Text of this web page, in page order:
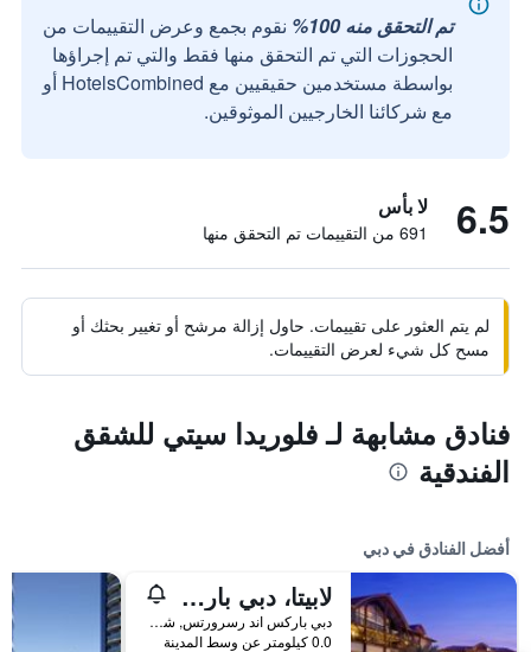
تم التحقق منه 100%
نقوم بجمع وعرض التقييمات من
الحجوزات التي تم التحقق منها فقط والتي تم إجراؤها
بواسطة مستخدمين حقيقيين مع HotelsCombined أو
مع شركائنا الخارجيين الموثوقين.
6.5 لا بأس
691 من التقييمات تم التحقق منها
لم يتم العثور على تقييمات. حاول إزالة مرشح أو تغيير بحثك أو
مسح كل شيء لعرض التقييمات.
فنادق مشابهة لـ فلوريدا سيتي للشقق
الفندقية
أفضل الفنادق في دبي
لابيتا، دبي باركس آند ريزورتس، أوتوغراف كوليكشن
دبي باركس اند رسرورتس, شارع الشيخ زايد, دبي, الامارات العربية المتحدة
0.0 كيلومتر عن وسط المدينة